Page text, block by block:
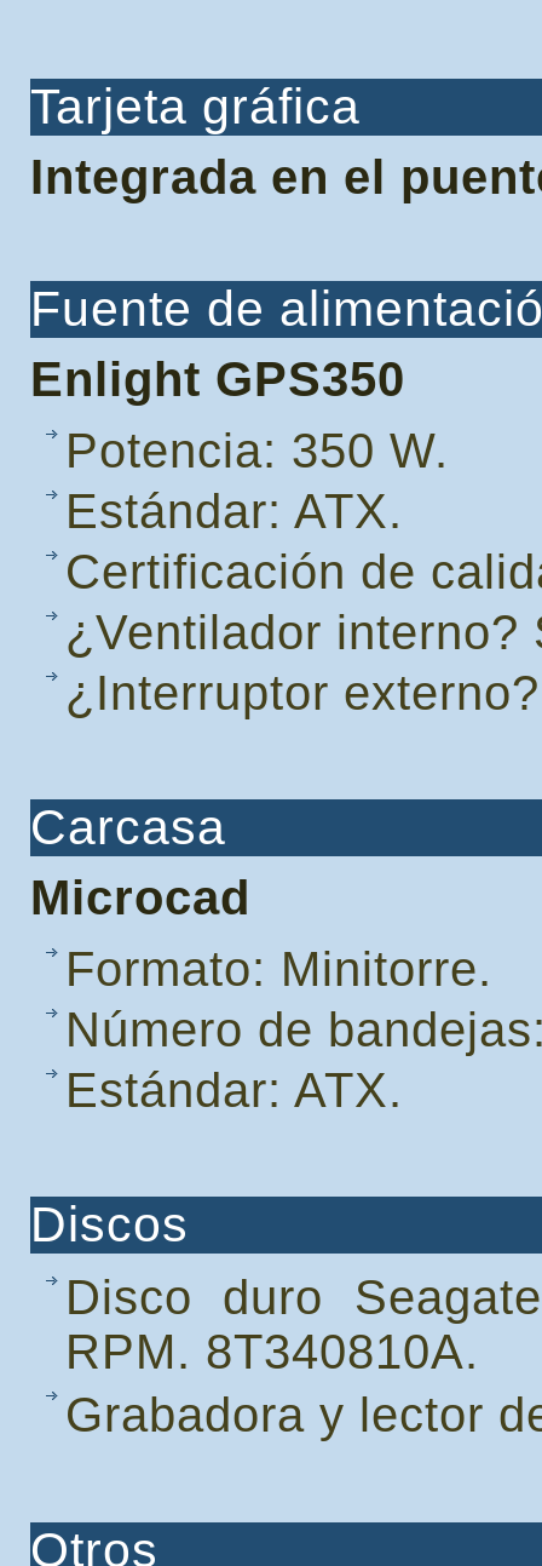
Tarjeta gráfica
Integrada en el
Fuente de
Enlight GPS350
Potencia: 350 W.
Estándar: ATX.
Certificación de
¿Ventilador interno?
¿Interruptor
Carcasa
Microcad
Formato: Minitorre.
Número de
Estándar: ATX.
Discos
Disco duro
RPM. 8T340810A.
Grabadora y lector
Otros